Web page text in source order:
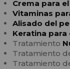
Crema para
Vitaminas
Alisado del
Keratina para
Tratamiento
Tratamiento
Tratamiento